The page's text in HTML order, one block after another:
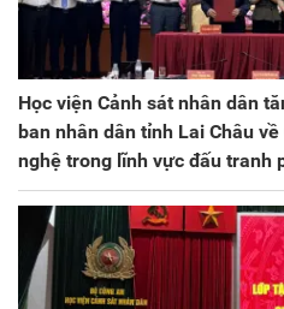
Học viện Cảnh sát nhân dân
ban nhân dân tỉnh Lai Châu
nghệ trong lĩnh vực đấu tranh